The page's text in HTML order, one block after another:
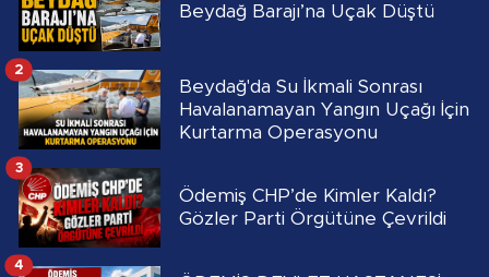
Beydağ Barajı’na Uçak Düştü
Beydağ'da Su İkmali Sonrası
Havalanamayan Yangın Uçağı İçin
Kurtarma Operasyonu
2
Ödemiş CHP’de Kimler Kaldı?
Gözler Parti Örgütüne Çevrildi
3
4